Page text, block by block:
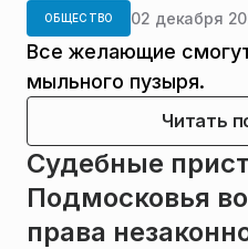
ОБЩЕСТВО 02 декабря
Все желающие
мыльного пузыря.
Читать
Судебные
Подмосковья
права